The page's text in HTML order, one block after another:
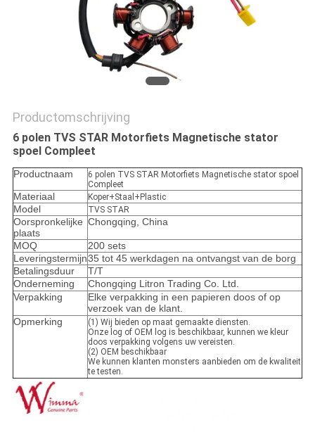
Productomschrijving
6 polen TVS STAR Motorfiets Magnetische stator
spoel Compleet
Productnaam
6 polen TVS STAR Motorfiets Magnetische stator spoel
Compleet
Materiaal Koper+Staal+Plastic
Model TVS STAR
Oorspronkelijke
plaats
Chongqing, China
MOQ
200 sets
Leveringstermijn35 tot 45 werkdagen na ontvangst van de borg
Betalingsduur
T/T
Onderneming
Chongqing Litron Trading Co. Ltd.
Verpakking
Elke verpakking in een papieren doos of op
verzoek van de klant.
Opmerking
(1) Wij bieden op maat gemaakte diensten.
Onze log of OEM log is beschikbaar, kunnen we kleur
doos verpakking volgens uw vereisten.
(2) OEM beschikbaar
We kunnen klanten monsters aanbieden om de kwaliteit
te testen.